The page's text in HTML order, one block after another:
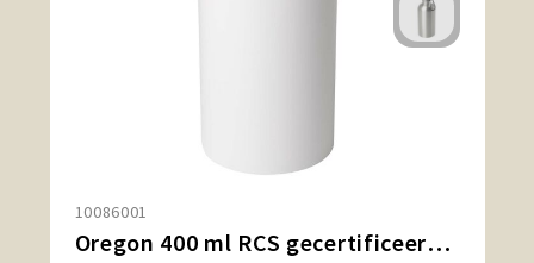
10086001
Oregon 400 ml RCS gecertificeerde enkelwandige roestvrijstalen waterfles met karabijnhaak